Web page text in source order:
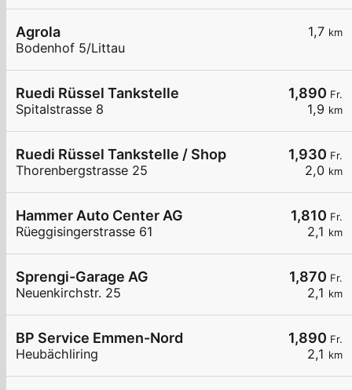
1,7 km
Agrola
Bodenhof 5/Littau
1,890 Fr.
1,9 km
Ruedi Rüssel Tankstelle
Spitalstrasse 8
1,930 Fr.
2,0 km
Ruedi Rüssel Tankstelle / Shop
Thorenbergstrasse 25
1,810 Fr.
2,1 km
Hammer Auto Center AG
Rüeggisingerstrasse 61
1,870 Fr.
2,1 km
Sprengi-Garage AG
Neuenkirchstr. 25
1,890 Fr.
2,1 km
BP Service Emmen-Nord
Heubächliring